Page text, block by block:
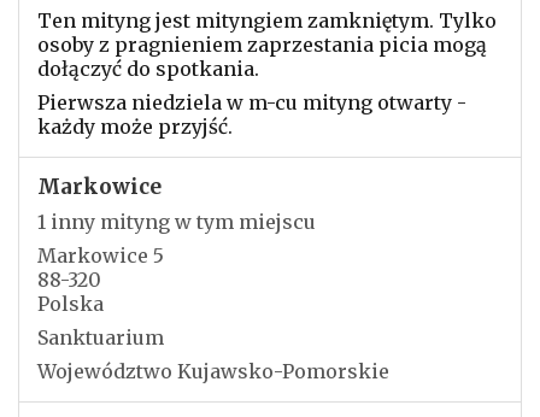
Ten mityng jest mityngiem zamkniętym. Tylko
osoby z pragnieniem zaprzestania picia mogą
dołączyć do spotkania.
Pierwsza niedziela w m-cu mityng otwarty -
każdy może przyjść.
Markowice
1 inny mityng w tym miejscu
Markowice 5
88-320
Polska
Sanktuarium
Województwo Kujawsko-Pomorskie